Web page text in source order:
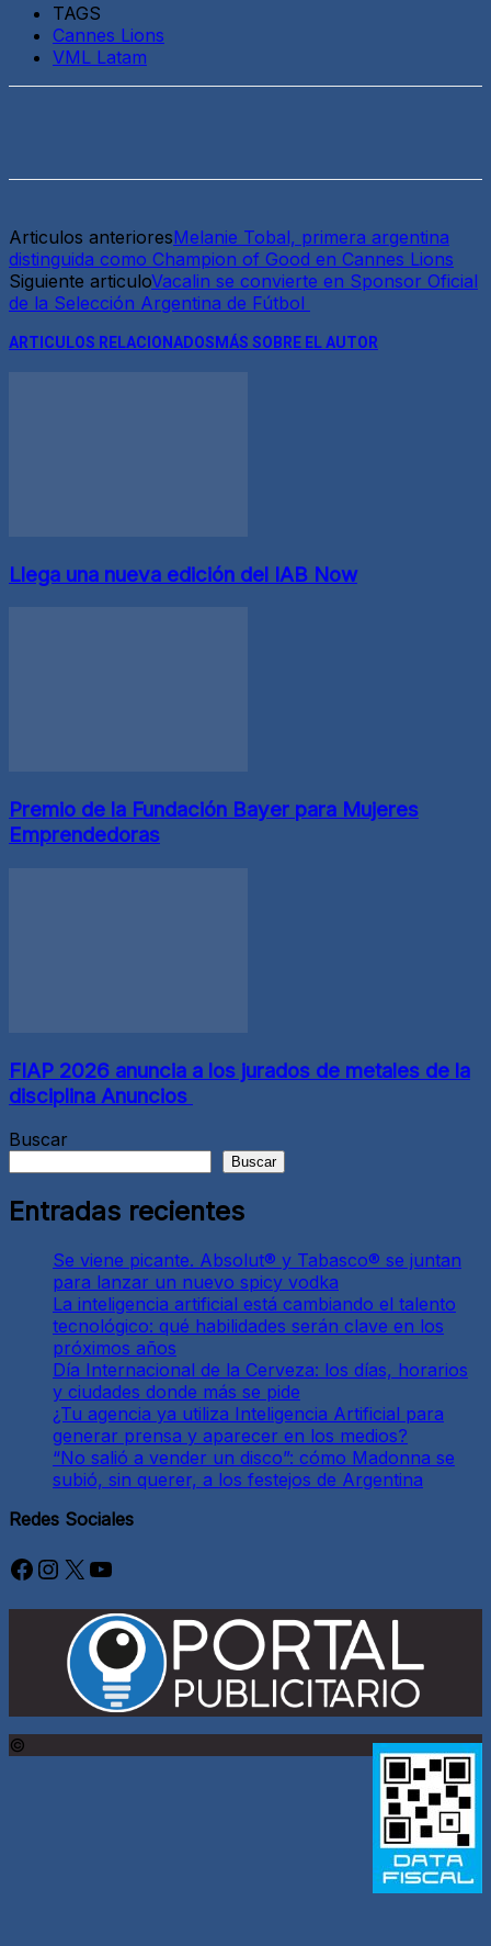
TAGS
Cannes Lions
VML Latam
Articulos anterioresMelanie Tobal, primera argentina
distinguida como Champion of Good en Cannes Lions
Siguiente articuloVacalin se convierte en Sponsor Oficial
de la Selección Argentina de Fútbol
ARTICULOS RELACIONADOS MÁS SOBRE EL AUTOR
Llega una nueva edición del IAB Now
Premio de la Fundación Bayer para Mujeres
Emprendedoras
FIAP 2026 anuncia a los jurados de metales de la
disciplina Anuncios
Buscar
Buscar
Entradas recientes
Se viene picante. Absolut® y Tabasco® se juntan
para lanzar un nuevo spicy vodka
La inteligencia artificial está cambiando el talento
tecnológico: qué habilidades serán clave en los
próximos años
Día Internacional de la Cerveza: los días, horarios
y ciudades donde más se pide
¿Tu agencia ya utiliza Inteligencia Artificial para
generar prensa y aparecer en los medios?
“No salió a vender un disco”: cómo Madonna se
subió, sin querer, a los festejos de Argentina
Redes Sociales
Facebook
Instagram
X YouTube
©